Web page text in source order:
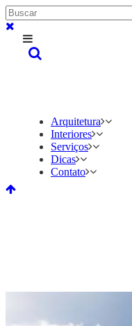
Arquitetura
Interiores
Serviços
Dicas
Contato